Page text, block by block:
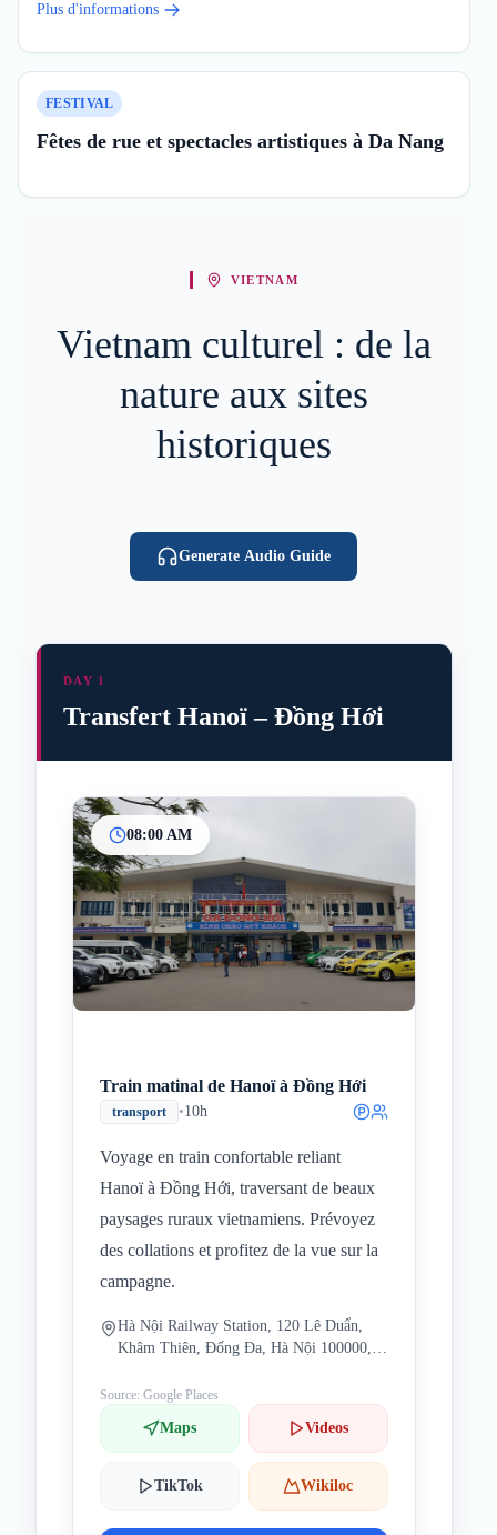
Plus d'informations
FESTIVAL
Fêtes de rue et spectacles artistiques à Da Nang
VIETNAM
Vietnam culturel : de la
nature aux sites
historiques
Generate Audio Guide
DAY 1
Transfert Hanoï – Đồng Hới
08:00 AM
Train matinal de Hanoï à Đồng Hới
transport •10h
Voyage en train confortable reliant
Hanoï à Đồng Hới, traversant de beaux
paysages ruraux vietnamiens. Prévoyez
des collations et profitez de la vue sur la
campagne.
Hà Nội Railway Station, 120 Lê Duẩn,
Khâm Thiên, Đống Đa, Hà Nội 100000,
Source: Google Places
Maps Videos
TikTok Wikiloc